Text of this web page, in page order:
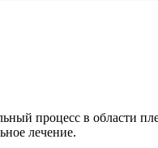
процесс в области
лечение.